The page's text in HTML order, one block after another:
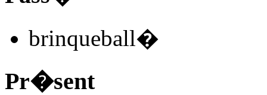
brinqueball�
Pr�sent